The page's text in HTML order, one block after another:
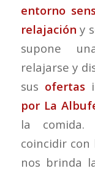
entorno
relajación y
supone
relajarse y
sus ofertas
por La
la
coincidir con
nos brinda